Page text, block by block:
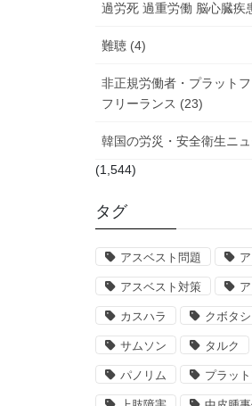
過労死 過重労働 脳心臓疾
難聴 (4)
非正規労働者・プラット
フリーランス (23)
韓国の労災・安全衛生ニ
(1,544)
タグ
アスベスト問題
アスベスト対策
カスハラ クボタ
サムソン タルク
パノリム プラッ